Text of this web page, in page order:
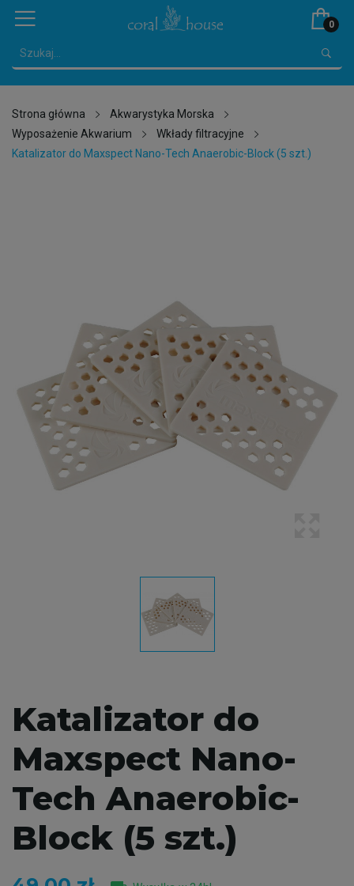
0
Strona główna
Akwarystyka Morska
Wyposażenie Akwarium
Wkłady filtracyjne
Katalizator do Maxspect Nano-Tech Anaerobic-Block (5 szt.)
Katalizator do
Maxspect Nano-
Tech Anaerobic-
Block (5 szt.)